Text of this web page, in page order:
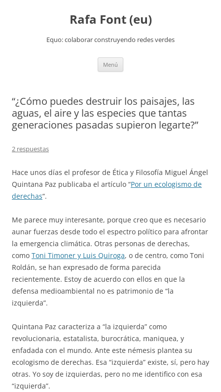
Rafa Font (eu)
Equo: colaborar construyendo redes verdes
Menú
“¿Cómo puedes destruir los paisajes, las
aguas, el aire y las especies que tantas
generaciones pasadas supieron legarte?”
2 respuestas
Hace unos días el profesor de Ética y Filosofía Miguel Ángel
Quintana Paz publicaba el artículo “Por un ecologismo de
derechas“.
Me parece muy interesante, porque creo que es necesario
aunar fuerzas desde todo el espectro político para afrontar
la emergencia climática. Otras personas de derechas,
como Toni Timoner y Luis Quiroga, o de centro, como Toni
Roldán, se han expresado de forma parecida
recientemente. Estoy de acuerdo con ellos en que la
defensa medioambiental no es patrimonio de “la
izquierda”.
Quintana Paz caracteriza a “la izquierda” como
revolucionaria, estatalista, burocrática, maniquea, y
enfadada con el mundo. Ante este némesis plantea su
ecologismo de derechas. Esa “izquierda” existe, sí, pero hay
otras. Yo soy de izquierdas, pero no me identifico con esa
“izquierda”.